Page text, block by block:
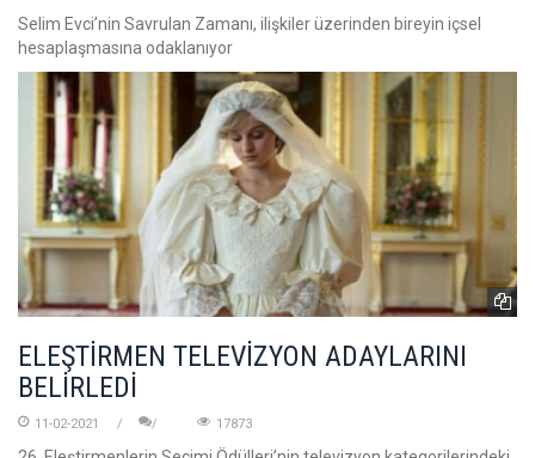
Selim Evci’nin Savrulan Zamanı, ilişkiler üzerinden bireyin içsel
hesaplaşmasına odaklanıyor
ELEŞTİRMEN TELEVİZYON ADAYLARINI
BELİRLEDİ
11-02-2021 17873